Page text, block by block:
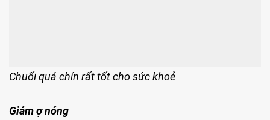
Chuối quá chín rất tốt cho sức khoẻ
Giảm ợ nóng